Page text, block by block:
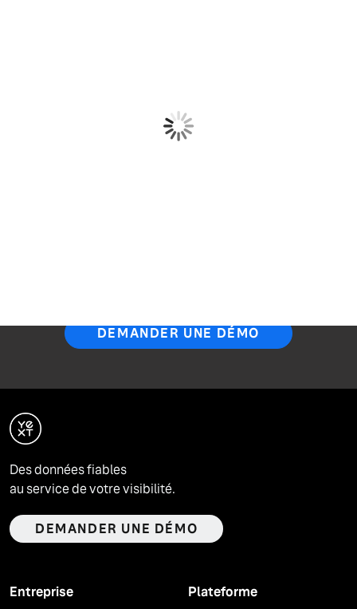
DEMANDER UNE DÉMO
Des données fiables
au service de votre visibilité.
DEMANDER UNE DÉMO
Entreprise
Plateforme